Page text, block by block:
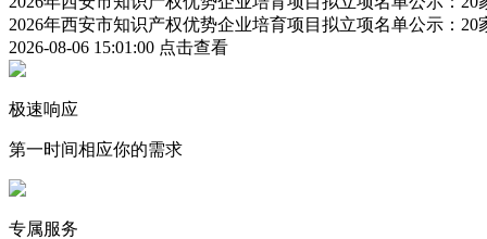
2026年西安市知识产权优势企业培育项目拟立项名单公示：
2026-08-06 15:01:00 点击查看
极速响应
第一时间相应你的需求
专属服务